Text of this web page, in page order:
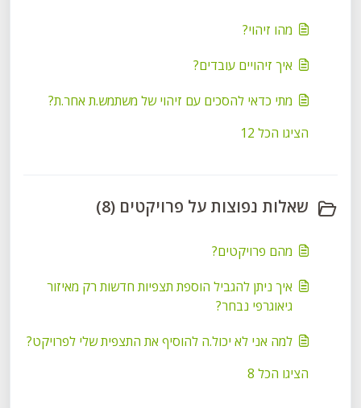
מהו זיהוי?
איך זיהויים עובדים?
מתי כדאי להסכים עם זיהוי של משתמש.ת אחר.ת?
הציגו הכל 12
שאלות נפוצות על פרויקטים (8)
מהם פרויקטים?
איך ניתן להגביל הוספת תצפיות חדשות רק מאיזור
גיאוגרפי נבחר?
למה אני לא יכול.ה להוסיף את התצפית שלי לפרויקט?
הציגו הכל 8